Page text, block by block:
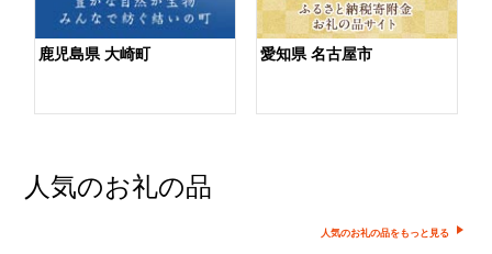
鹿児島県 大崎町 愛知県 名古屋市
人気のお礼の品
人気のお礼の品をもっと見る